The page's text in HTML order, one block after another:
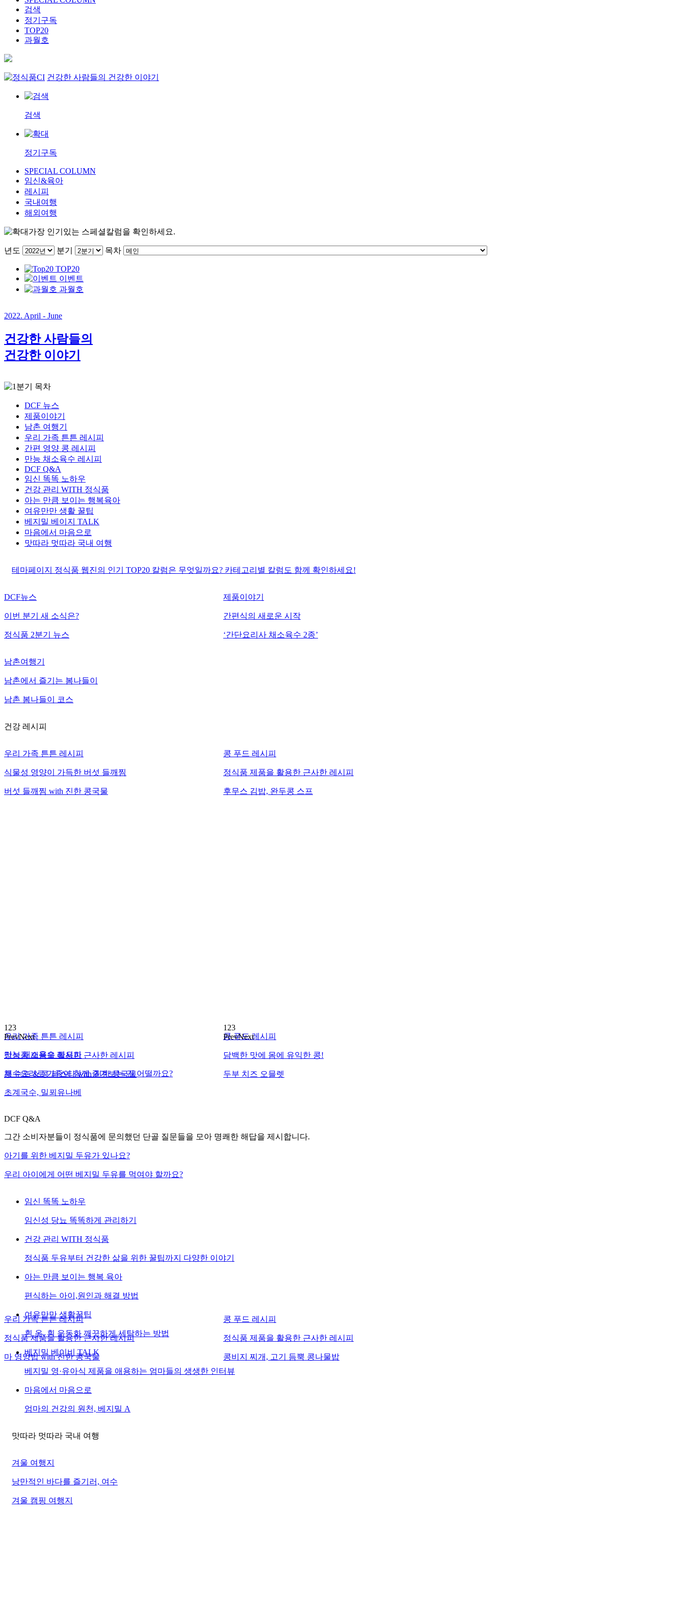
검색
정기구독
TOP20
과월호
건강한 사람들의 건강한 이야기
검색
정기구독
SPECIAL COLUMN
임신&육아
레시피
국내여행
해외여행
가장 인기있는 스페셜칼럼을 확인하세요.
년도 분기 목차
TOP20
이벤트
과월호
2022. April - June
건강한 사람들의
건강한 이야기
목차
DCF 뉴스
제품이야기
남촌 여행기
우리 가족 튼튼 레시피
간편 영양 콩 레시피
만능 채소육수 레시피
DCF Q&A
임신 똑똑 노하우
건강 관리 WITH 정식품
아는 만큼 보이는 행복육아
여유만만 생활 꿀팁
베지밀 베이지 TALK
마음에서 마음으로
맛따라 멋따라 국내 여행
테마페이지 정식품 웹진의 인기 TOP20 칼럼은 무엇일까요? 카테고리별 칼럼도 함께 확인하세요!
DCF뉴스
이번 분기 새 소식은?
정식품 2분기 뉴스
제품이야기
간편식의 새로운 시작
‘간단요리사 채소육수 2종’
남촌여행기
남촌에서 즐기는 봄나들이
남촌 봄나들이 코스
건강 레시피
우리 가족 튼튼 레시피
식물성 영양이 가득한 버섯 들깨찜
버섯 들깨찜 with 진한 콩국물
우리 가족 튼튼 레시피
정식품 제품을 활용한 근사한 레시피
콩 수프 & 콩 파스타 with 진한 콩국물
우리 가족 튼튼 레시피
정식품 제품을 활용한 근사한 레시피
마 영양밥 with 진한 콩국물
1 23
PrevNext
콩 푸드 레시피
정식품 제품을 활용한 근사한 레시피
후무스 김밥, 완두콩 스프
콩 푸드 레시피
담백한 맛에 몸에 유익한 콩!
두부 치즈 오믈렛
콩 푸드 레시피
정식품 제품을 활용한 근사한 레시피
콩비지 찌개, 고기 듬뿍 콩나물밥
1 23
PrevNext
만능 채소육수 레시피
채수요리로 가족이 함께 즐겨보는 건 어떨까요?
초계국수, 밀푀유나베
DCF Q&A
그간 소비자분들이 정식품에 문의했던 단골 질문들을 모아 명쾌한 해답을 제시합니다.
아기를 위한 베지밀 두유가 있나요?
우리 아이에게 어떤 베지밀 두유를 먹여야 할까요?
임신 똑똑 노하우
임신성 당뇨 똑똑하게 관리하기
건강 관리 WITH 정식품
정식품 두유부터 건강한 삶을 위한 꿀팁까지 다양한 이야기
아는 만큼 보이는 행복 육아
편식하는 아이,원인과 해결 방법
여유만만 생활꿀팁
흰 옷, 흰 운동화 깨끗하게 세탁하는 방법
베지밀 베이비 TALK
베지밀 영·유아식 제품을 애용하는 엄마들의 생생한 인터뷰
마음에서 마음으로
엄마의 건강의 원천, 베지밀 A
맛따라 멋따라 국내 여행
겨울 여행지
낭만적인 바다를 즐기러, 여수
겨울 캠핑 여행지